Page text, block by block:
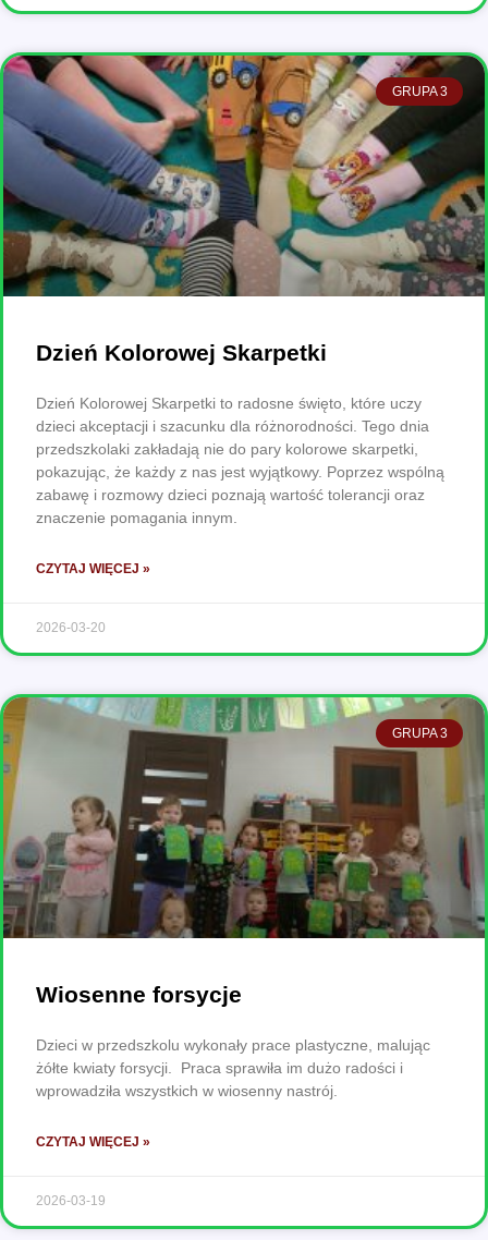
GRUPA 3
Dzień Kolorowej Skarpetki
Dzień Kolorowej Skarpetki to radosne święto, które uczy
dzieci akceptacji i szacunku dla różnorodności. Tego dnia
przedszkolaki zakładają nie do pary kolorowe skarpetki,
pokazując, że każdy z nas jest wyjątkowy. Poprzez wspólną
zabawę i rozmowy dzieci poznają wartość tolerancji oraz
znaczenie pomagania innym.
CZYTAJ WIĘCEJ »
2026-03-20
GRUPA 3
Wiosenne forsycje
Dzieci w przedszkolu wykonały prace plastyczne, malując
żółte kwiaty forsycji. Praca sprawiła im dużo radości i
wprowadziła wszystkich w wiosenny nastrój.
CZYTAJ WIĘCEJ »
2026-03-19